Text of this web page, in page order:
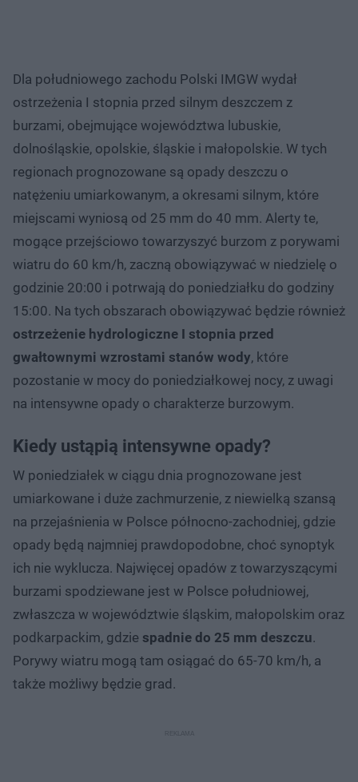
Dla południowego zachodu Polski IMGW wydał
ostrzeżenia I stopnia przed silnym deszczem z
burzami, obejmujące województwa lubuskie,
dolnośląskie, opolskie, śląskie i małopolskie. W tych
regionach prognozowane są opady deszczu o
natężeniu umiarkowanym, a okresami silnym, które
miejscami wyniosą od 25 mm do 40 mm. Alerty te,
mogące przejściowo towarzyszyć burzom z porywami
wiatru do 60 km/h, zaczną obowiązywać w niedzielę o
godzinie 20:00 i potrwają do poniedziałku do godziny
15:00. Na tych obszarach obowiązywać będzie również
ostrzeżenie hydrologiczne I stopnia przed
gwałtownymi wzrostami stanów wody, które
pozostanie w mocy do poniedziałkowej nocy, z uwagi
na intensywne opady o charakterze burzowym.
Kiedy ustąpią intensywne opady?
W poniedziałek w ciągu dnia prognozowane jest
umiarkowane i duże zachmurzenie, z niewielką szansą
na przejaśnienia w Polsce północno-zachodniej, gdzie
opady będą najmniej prawdopodobne, choć synoptyk
ich nie wyklucza. Najwięcej opadów z towarzyszącymi
burzami spodziewane jest w Polsce południowej,
zwłaszcza w województwie śląskim, małopolskim oraz
podkarpackim, gdzie spadnie do 25 mm deszczu.
Porywy wiatru mogą tam osiągać do 65-70 km/h, a
także możliwy będzie grad.